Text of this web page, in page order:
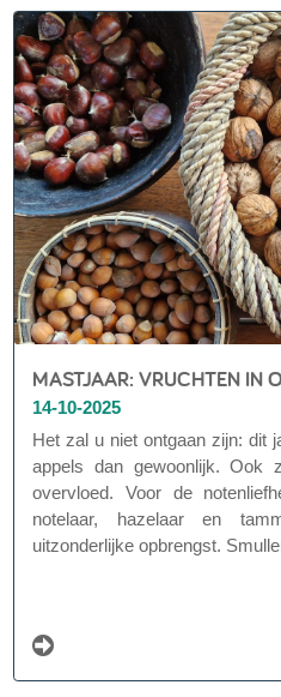
MASTJAAR: VRUCHTEN IN
14-10-2025
Het zal u niet ontgaan zijn: dit
appels dan gewoonlijk. Ook
overvloed. Voor de
notelaar, hazelaar en
uitzonderlijke opbrengst.